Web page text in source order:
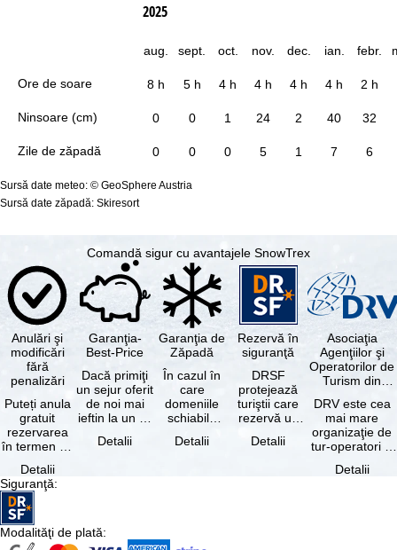
Ore de soare
Ninsoare (cm)
Zile de zăpadă
2025
aug. sept. oct. nov. dec. ian. febr.
8 h 5 h 4 h 4 h 4 h 4 h 2 h
0 0 1 24 2 40 32
0 0 0 5 1 7 6
Sursă date meteo: © GeoSphere Austria
Sursă date zăpadă: Skiresort
Comandă sigur cu avantajele SnowTrex
Anulări şi
modificări
fără
penalizări
Puteți anula
gratuit
rezervarea
în termen de
data
rezervării, …
Detalii
Garanţia-
Best-Price
Dacă primiţi
un sejur oferit
de noi mai
ieftin la un alt
cu aceleaşi …
Detalii
Garanţia de
Zăpadă
În cazul în
care
domeniile
schiabile
skipass-ul
Detalii
Rezervă în
siguranţă
DRSF
protejează
turiştii care
rezervă un
sau servicii
Detalii
Asociaţia
Agenţiilor şi
Operatorilor de
Turism din
DRV este cea
mai mare
organizaţie de
tur-operatori şi
turism din
Detalii
Siguranţă:
Modalităţi de plată: